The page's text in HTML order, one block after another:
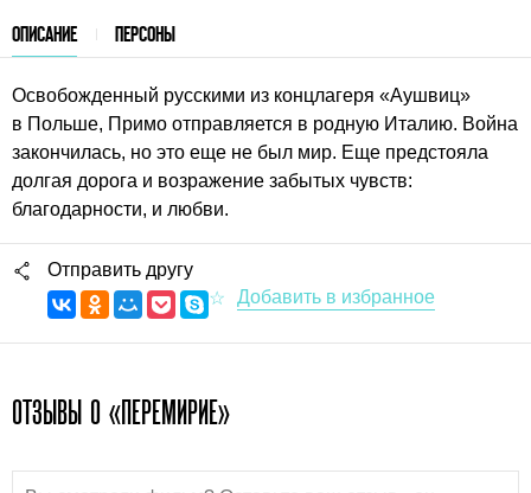
ОПИСАНИЕ ПЕРСОНЫ
Освобожденный русскими из концлагеря «Аушвиц»
в Польше, Примо отправляется в родную Италию. Война
закончилась, но это еще не был мир. Еще предстояла
долгая дорога и возражение забытых чувств:
благодарности, и любви.
Отправить другу
ОТЗЫВЫ О «ПЕРЕМИРИЕ»